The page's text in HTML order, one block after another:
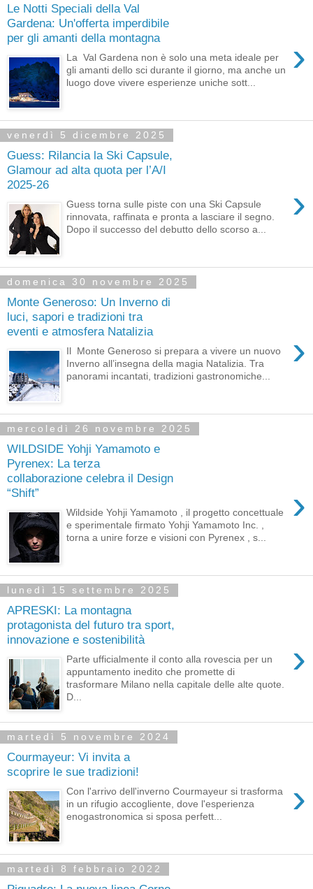
Le Notti Speciali della Val
Gardena: Un'offerta imperdibile
per gli amanti della montagna
›
La Val Gardena non è solo una meta ideale per
gli amanti dello sci durante il giorno, ma anche un
luogo dove vivere esperienze uniche sott...
venerdì 5 dicembre 2025
Guess: Rilancia la Ski Capsule,
Glamour ad alta quota per l’A/I
2025-26
›
Guess torna sulle piste con una Ski Capsule
rinnovata, raffinata e pronta a lasciare il segno.
Dopo il successo del debutto dello scorso a...
domenica 30 novembre 2025
Monte Generoso: Un Inverno di
luci, sapori e tradizioni tra
eventi e atmosfera Natalizia
›
Il Monte Generoso si prepara a vivere un nuovo
Inverno all’insegna della magia Natalizia. Tra
panorami incantati, tradizioni gastronomiche...
mercoledì 26 novembre 2025
WILDSIDE Yohji Yamamoto e
Pyrenex: La terza
collaborazione celebra il Design
“Shift”
›
Wildside Yohji Yamamoto , il progetto concettuale
e sperimentale firmato Yohji Yamamoto Inc. ,
torna a unire forze e visioni con Pyrenex , s...
lunedì 15 settembre 2025
APRESKI: La montagna
protagonista del futuro tra sport,
innovazione e sostenibilità
›
Parte ufficialmente il conto alla rovescia per un
appuntamento inedito che promette di
trasformare Milano nella capitale delle alte quote.
D...
martedì 5 novembre 2024
Courmayeur: Vi invita a
scoprire le sue tradizioni!
›
Con l'arrivo dell'inverno Courmayeur si trasforma
in un rifugio accogliente, dove l'esperienza
enogastronomica si sposa perfett...
martedì 8 febbraio 2022